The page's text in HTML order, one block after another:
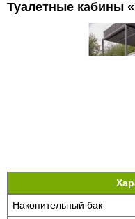
Туалетные кабины
Накопительный бак